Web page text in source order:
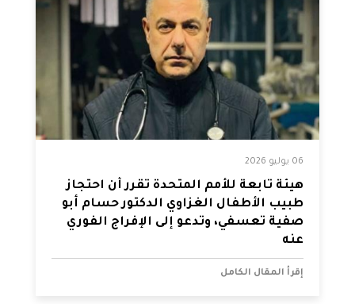
06 يوليو 2026
هيئة تابعة للأمم المتحدة تقرر أن احتجاز
طبيب الأطفال الغزاوي الدكتور حسام أبو
صفية تعسفي، وتدعو إلى الإفراج الفوري
عنه
إقرأ المقال الكامل